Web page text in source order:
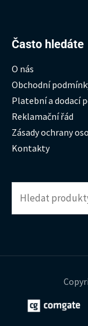
Často hledáte
O nás
Obchodní
Platební a dodací
Reklamační řád
Zásady ochrany
Kontakty
Hledat: